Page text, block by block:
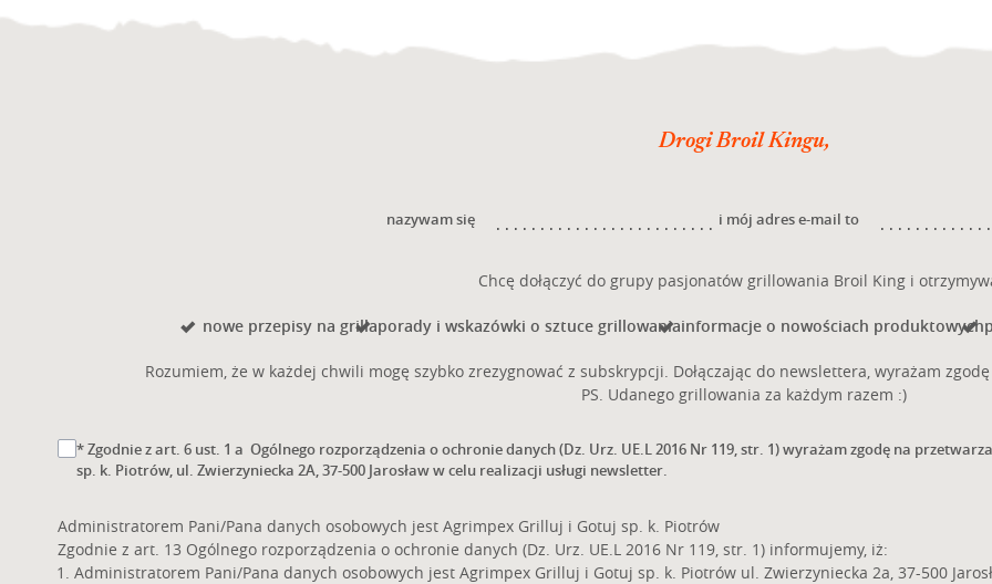
Drogi Broil Kingu,
nazywam się i mój adres e-mail to
Chcę dołączyć do grupy pasjonatów grillowania Broil King i
nowe przepisy na grillaporady i wskazówki o sztuce grillowaniainformacje o nowościach produktowych
Rozumiem, że w każdej chwili mogę szybko zrezygnować z subskrypcji. Dołączając do newslettera, wyrażam
PS. Udanego grillowania za każdym razem :)
* Zgodnie z art. 6 ust. 1 a Ogólnego rozporządzenia o ochronie danych (Dz. Urz. UE.L 2016 Nr 119, str. 1) wyrażam zgodę na
sp. k. Piotrów, ul. Zwierzyniecka 2A, 37-500 Jarosław w celu realizacji usługi newsletter.
Administratorem Pani/Pana danych osobowych jest Agrimpex Grilluj i Gotuj sp. k. Piotrów
Zgodnie z art. 13 Ogólnego rozporządzenia o ochronie danych (Dz. Urz. UE.L 2016 Nr 119, str. 1) informujemy, iż:
Administratorem Pani/Pana danych osobowych jest Agrimpex Grilluj i Gotuj sp. k. Piotrów ul. Zwierzyniecka 2a, 37-500